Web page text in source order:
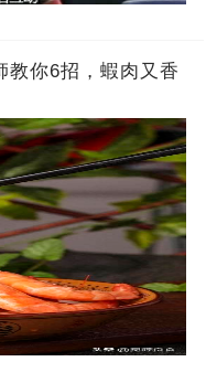
教你6招，蝦肉又香